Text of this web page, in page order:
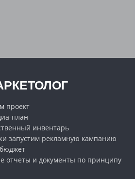
проект
план
инвентарь
запустим рекламную кампанию
отчеты и документы по принципу
окна